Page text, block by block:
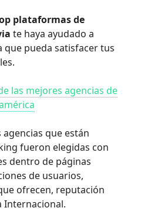
plataformas de
te haya ayudado a
que pueda satisfacer tus
las mejores agencias de
agencias que están
fueron elegidas con
dentro de páginas
de usuarios,
ofrecen, reputación
Internacional.